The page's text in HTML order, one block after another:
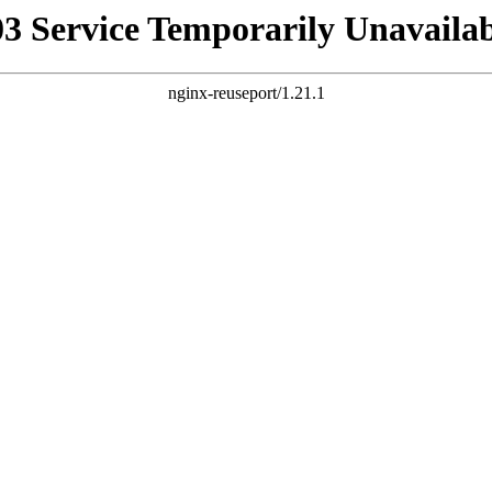
Service Temporarily
nginx-reuseport/1.21.1